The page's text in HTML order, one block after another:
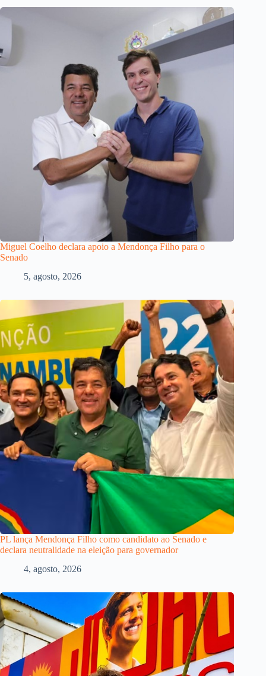
Miguel Coelho declara apoio a Mendonça Filho para o
Senado
5, agosto, 2026
PL lança Mendonça Filho como candidato ao Senado e
declara neutralidade na eleição para governador
4, agosto, 2026